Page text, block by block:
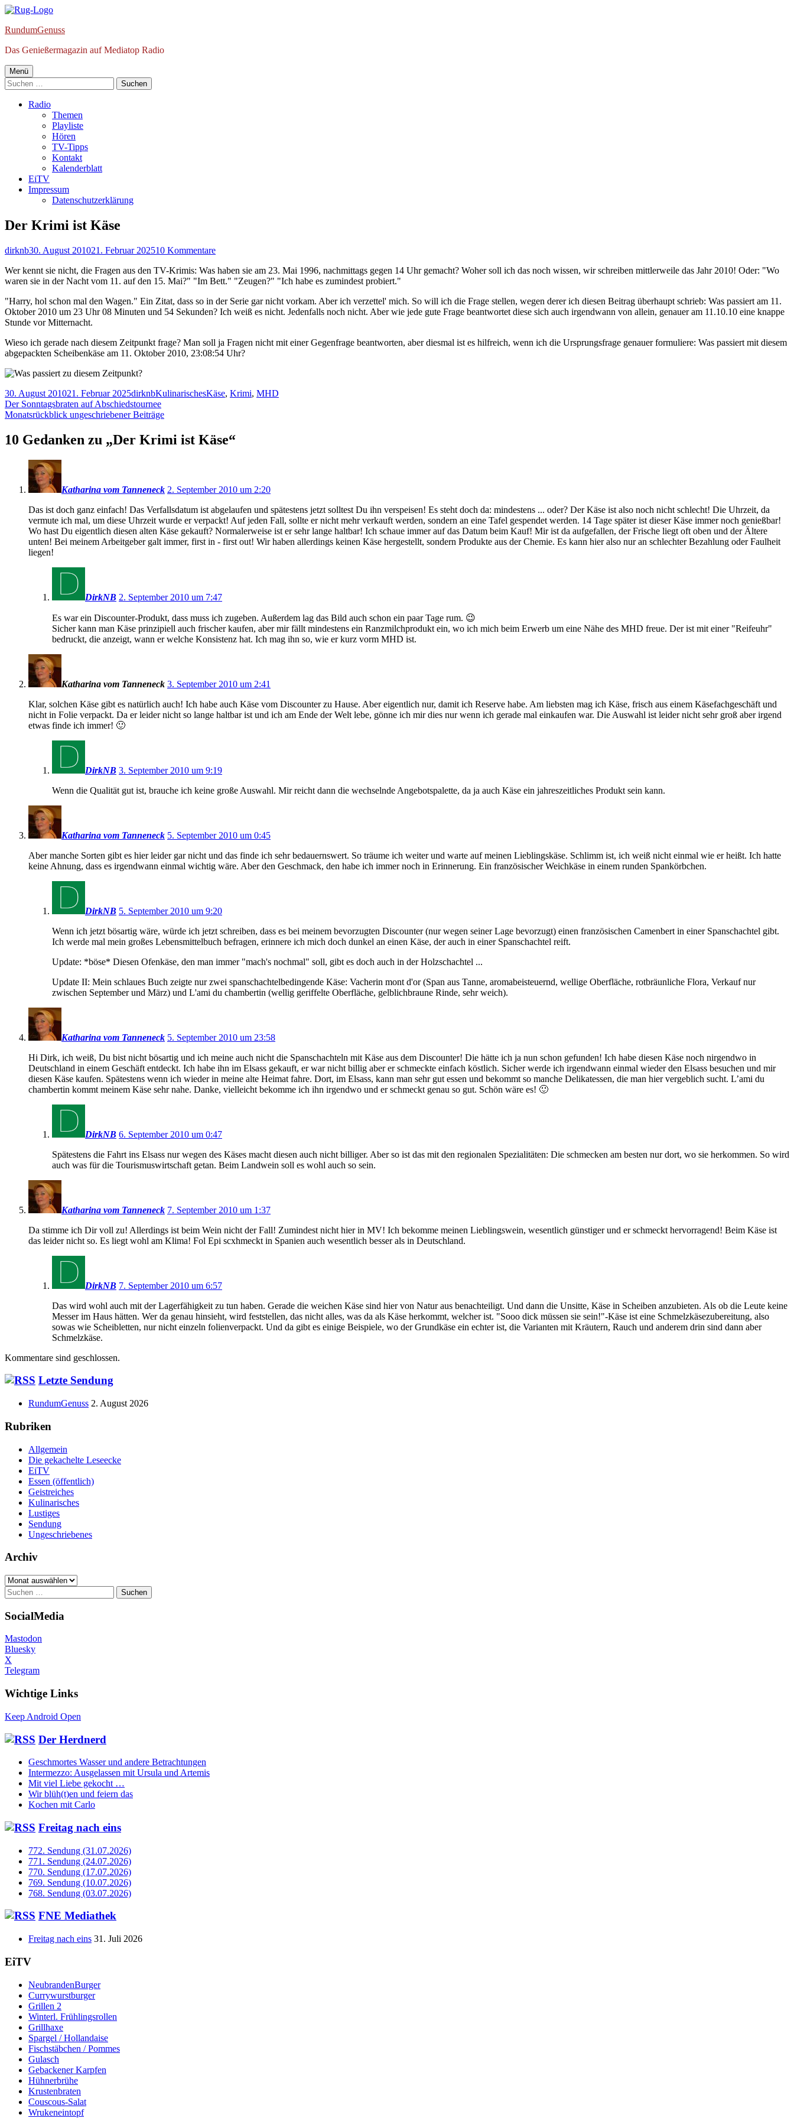
Springe
Inhalt
RundumGenuss
Das Genießermagazin auf Mediatop Radio
Primäres
Menü
Menü
Suchen
nach:
Radio
Themen
Playliste
Hören
TV-Tipps
Kontakt
Kalenderblatt
EiTV
Impressum
Datenschutzerklärung
Der Krimi ist Käse
Autor
dirknbVeröffentlicht
30. August 201021. Februar 202510 Kommentarezu
Krimi
ist
Wer kennt sie nicht, die Fragen aus den TV-Krimis: Was haben sie am 23. Mai 1996, nachmittags gegen 14 Uhr gemacht? Woher soll ich das noch wissen, wir schreiben mittlerweile das Jahr 2010! Oder: "Wo
waren sie in der Nacht vom 11. auf den 15. Mai?" "Im Bett." "Zeugen?" "Ich habe es zumindest probiert."
"Harry, hol schon mal den Wagen." Ein Zitat, dass so in der Serie gar nicht vorkam. Aber ich verzettel' mich. So will ich die Frage stellen, wegen derer ich diesen Beitrag überhaupt schrieb: Was passiert am 11.
Oktober 2010 um 23 Uhr 08 Minuten und 54 Sekunden? Ich weiß es nicht. Jedenfalls noch nicht. Aber wie jede gute Frage beantwortet diese sich auch irgendwann von allein, genauer am 11.10.10 eine knappe
Stunde vor Mitternacht.
Wieso ich gerade nach diesem Zeitpunkt frage? Man soll ja Fragen nicht mit einer Gegenfrage beantworten, aber diesmal ist es hilfreich, wenn ich die Ursprungsfrage genauer formuliere: Was passiert mit diesem
abgepackten Scheibenkäse am 11. Oktober 2010, 23:08:54 Uhr?
Veröffentlicht
am
30. August 201021. Februar 2025Autor
dirknbKategorien
KulinarischesSchlagwörter
Käse, Krimi, MHD
Beitragsnavigation
Vorheriger
Beitrag:
Der Sonntagsbraten auf Abschiedstournee
Nächster
Monatsrückblick ungeschriebener Beiträge
10 Gedanken zu „Der Krimi ist Käse“
Katharina vom Tanneneck 2. September 2010 um 2:20
Das ist doch ganz einfach! Das Verfallsdatum ist abgelaufen und spätestens jetzt solltest Du ihn verspeisen! Es steht doch da: mindestens ... oder? Der Käse ist also noch nicht schlecht! Die Uhrzeit, da
vermute ich mal, um diese Uhrzeit wurde er verpackt! Auf jeden Fall, sollte er nicht mehr verkauft werden, sondern an eine Tafel gespendet werden. 14 Tage später ist dieser Käse immer noch genießbar!
Wo hast Du eigentlich diesen alten Käse gekauft? Normalerweise ist er sehr lange haltbar! Ich schaue immer auf das Datum beim Kauf! Mir ist da aufgefallen, der Frische liegt oft oben und der Ältere
unten! Bei meinem Arbeitgeber galt immer, first in - first out! Wir haben allerdings keinen Käse hergestellt, sondern Produkte aus der Chemie. Es kann hier also nur an schlechter Bezahlung oder Faulheit
liegen!
DirkNB 2. September 2010 um 7:47
Es war ein Discounter-Produkt, dass muss ich zugeben. Außerdem lag das Bild auch schon ein paar Tage rum. 😉
Sicher kann man Käse prinzipiell auch frischer kaufen, aber mir fällt mindestens ein Ranzmilchprodukt ein, wo ich mich beim Erwerb um eine Nähe des MHD freue. Der ist mit einer "Reifeuhr"
bedruckt, die anzeigt, wann er welche Konsistenz hat. Ich mag ihn so, wie er kurz vorm MHD ist.
Katharina vom Tanneneck 3. September 2010 um 2:41
Klar, solchen Käse gibt es natürlich auch! Ich habe auch Käse vom Discounter zu Hause. Aber eigentlich nur, damit ich Reserve habe. Am liebsten mag ich Käse, frisch aus einem Käsefachgeschäft und
nicht in Folie verpackt. Da er leider nicht so lange haltbar ist und ich am Ende der Welt lebe, gönne ich mir dies nur wenn ich gerade mal einkaufen war. Die Auswahl ist leider nicht sehr groß aber irgend
etwas finde ich immer! 🙂
DirkNB 3. September 2010 um 9:19
Wenn die Qualität gut ist, brauche ich keine große Auswahl. Mir reicht dann die wechselnde Angebotspalette, da ja auch Käse ein jahreszeitliches Produkt sein kann.
Katharina vom Tanneneck 5. September 2010 um 0:45
Aber manche Sorten gibt es hier leider gar nicht und das finde ich sehr bedauernswert. So träume ich weiter und warte auf meinen Lieblingskäse. Schlimm ist, ich weiß nicht einmal wie er heißt. Ich hatte
keine Ahnung, dass es irgendwann einmal wichtig wäre. Aber den Geschmack, den habe ich immer noch in Erinnerung. Ein französischer Weichkäse in einem runden Spankörbchen.
DirkNB 5. September 2010 um 9:20
Wenn ich jetzt bösartig wäre, würde ich jetzt schreiben, dass es bei meinem bevorzugten Discounter (nur wegen seiner Lage bevorzugt) einen französischen Camenbert in einer Spanschachtel gibt.
Ich werde mal mein großes Lebensmittelbuch befragen, erinnere ich mich doch dunkel an einen Käse, der auch in einer Spanschachtel reift.
Update: *böse* Diesen Ofenkäse, den man immer "mach's nochmal" soll, gibt es doch auch in der Holzschachtel ...
Update II: Mein schlaues Buch zeigte nur zwei spanschachtelbedingende Käse: Vacherin mont d'or (Span aus Tanne, aromabeisteuernd, wellige Oberfläche, rotbräunliche Flora, Verkauf nur
zwischen September und März) und L'ami du chambertin (wellig geriffelte Oberfläche, gelblichbraune Rinde, sehr weich).
Katharina vom Tanneneck 5. September 2010 um 23:58
Hi Dirk, ich weiß, Du bist nicht bösartig und ich meine auch nicht die Spanschachteln mit Käse aus dem Discounter! Die hätte ich ja nun schon gefunden! Ich habe diesen Käse noch nirgendwo in
Deutschland in einem Geschäft entdeckt. Ich habe ihn im Elsass gekauft, er war nicht billig aber er schmeckte einfach köstlich. Sicher werde ich irgendwann einmal wieder den Elsass besuchen und mir
diesen Käse kaufen. Spätestens wenn ich wieder in meine alte Heimat fahre. Dort, im Elsass, kann man sehr gut essen und bekommt so manche Delikatessen, die man hier vergeblich sucht. L’ami du
chambertin kommt meinem Käse sehr nahe. Danke, vielleicht bekomme ich ihn irgendwo und er schmeckt genau so gut. Schön wäre es! 🙂
DirkNB 6. September 2010 um 0:47
Spätestens die Fahrt ins Elsass nur wegen des Käses macht diesen auch nicht billiger. Aber so ist das mit den regionalen Spezialitäten: Die schmecken am besten nur dort, wo sie herkommen. So wird
auch was für die Tourismuswirtschaft getan. Beim Landwein soll es wohl auch so sein.
Katharina vom Tanneneck 7. September 2010 um 1:37
Da stimme ich Dir voll zu! Allerdings ist beim Wein nicht der Fall! Zumindest nicht hier in MV! Ich bekomme meinen Lieblingswein, wesentlich günstiger und er schmeckt hervorragend! Beim Käse ist
das leider nicht so. Es liegt wohl am Klima! Fol Epi scxhmeckt in Spanien auch wesentlich besser als in Deutschland.
DirkNB 7. September 2010 um 6:57
Das wird wohl auch mit der Lagerfähigkeit zu tun haben. Gerade die weichen Käse sind hier von Natur aus benachteiligt. Und dann die Unsitte, Käse in Scheiben anzubieten. Als ob die Leute keine
Messer im Haus hätten. Wer da genau hinsieht, wird feststellen, das nicht alles, was da als Käse herkommt, welcher ist. "Sooo dick müssen sie sein!"-Käse ist eine Schmelzkäsezubereitung, also
sowas wie Scheibletten, nur nicht einzeln folienverpackt. Und da gibt es einige Beispiele, wo der Grundkäse ein echter ist, die Varianten mit Kräutern, Rauch und anderem drin sind dann aber
Schmelzkäse.
Kommentare sind geschlossen.
Haupt-
Seitenleiste
Letzte Sendung
RundumGenuss 2. August 2026
Rubriken
Allgemein
Die gekachelte Leseecke
EiTV
Essen (öffentlich)
Geistreiches
Kulinarisches
Lustiges
Sendung
Ungeschriebenes
Archiv
Archiv
Suchen
nach:
SocialMedia
Mastodon
Bluesky
X
Telegram
Wichtige Links
Keep Android Open
Der Herdnerd
Geschmortes Wasser und andere Betrachtungen
Intermezzo: Ausgelassen mit Ursula und Artemis
Mit viel Liebe gekocht …
Wir blüh(t)en und feiern das
Kochen mit Carlo
Freitag nach eins
772. Sendung (31.07.2026)
771. Sendung (24.07.2026)
770. Sendung (17.07.2026)
769. Sendung (10.07.2026)
768. Sendung (03.07.2026)
FNE Mediathek
Freitag nach eins 31. Juli 2026
EiTV
NeubrandenBurger
Currywurstburger
Grillen 2
Winterl. Frühlingsrollen
Grillhaxe
Spargel / Hollandaise
Fischstäbchen / Pommes
Gulasch
Gebackener Karpfen
Hühnerbrühe
Krustenbraten
Couscous-Salat
Wrukeneintopf